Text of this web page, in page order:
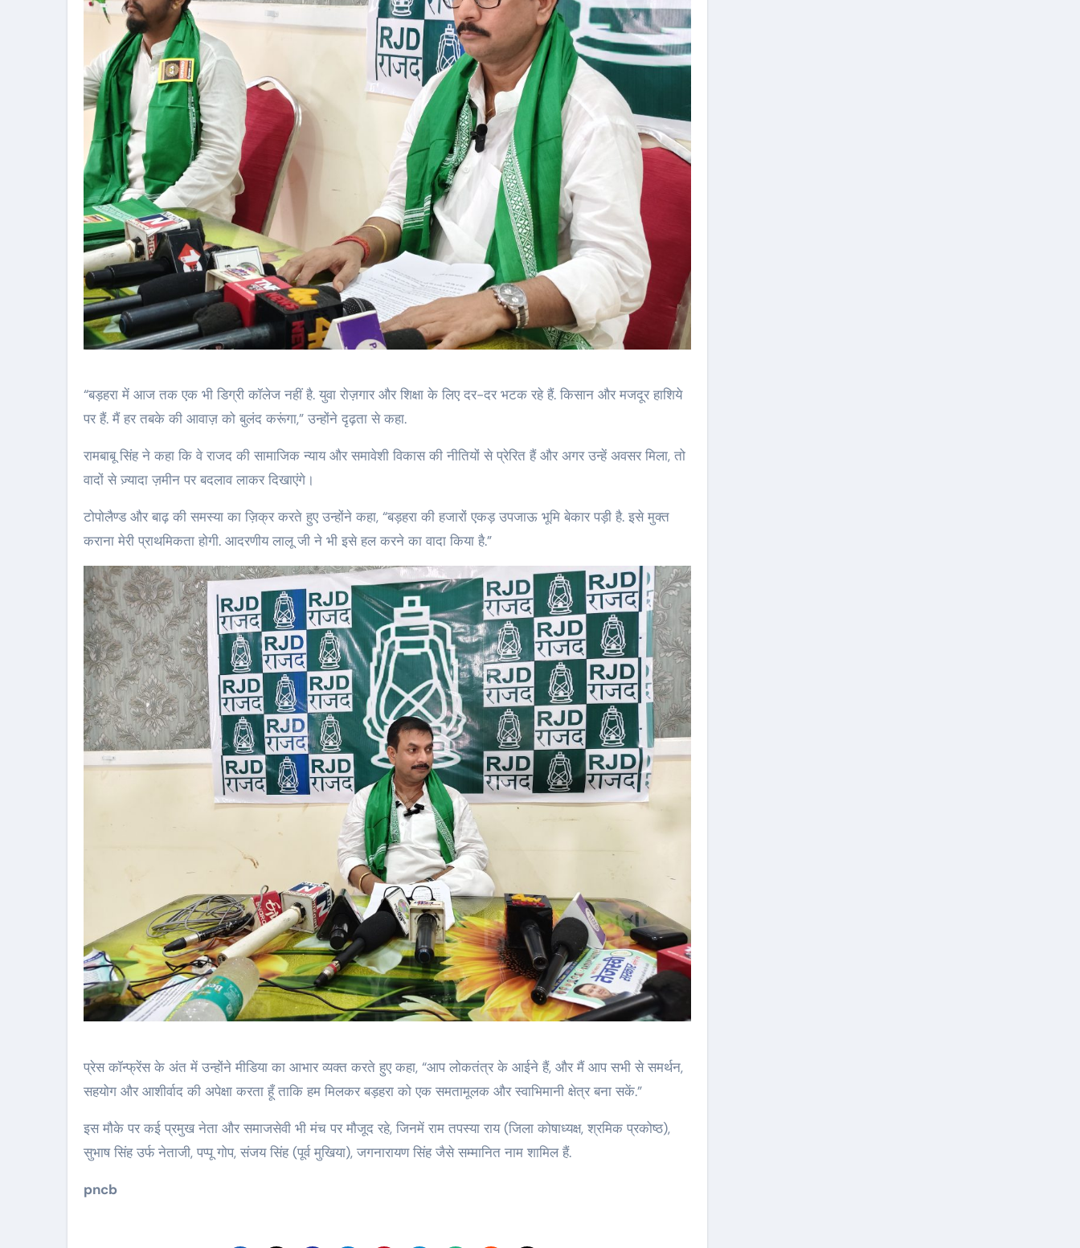
“बड़हरा में आज तक एक भी डिग्री कॉलेज नहीं है. युवा रोज़गार और शिक्षा के लिए दर-दर भटक रहे हैं. किसान और मजदूर हाशिये
पर हैं. मैं हर तबके की आवाज़ को बुलंद करूंगा,” उन्होंने दृढ़ता से कहा.
रामबाबू सिंह ने कहा कि वे राजद की सामाजिक न्याय और समावेशी विकास की नीतियों से प्रेरित हैं और अगर उन्हें अवसर मिला, तो
वादों से ज़्यादा ज़मीन पर बदलाव लाकर दिखाएंगे।
टोपोलैण्ड और बाढ़ की समस्या का ज़िक्र करते हुए उन्होंने कहा, “बड़हरा की हजारों एकड़ उपजाऊ भूमि बेकार पड़ी है. इसे मुक्त
कराना मेरी प्राथमिकता होगी. आदरणीय लालू जी ने भी इसे हल करने का वादा किया है.”
प्रेस कॉन्फ्रेंस के अंत में उन्होंने मीडिया का आभार व्यक्त करते हुए कहा, “आप लोकतंत्र के आईने हैं, और मैं आप सभी से समर्थन,
सहयोग और आशीर्वाद की अपेक्षा करता हूँ ताकि हम मिलकर बड़हरा को एक समतामूलक और स्वाभिमानी क्षेत्र बना सकें.”
इस मौके पर कई प्रमुख नेता और समाजसेवी भी मंच पर मौजूद रहे, जिनमें राम तपस्या राय (जिला कोषाध्यक्ष, श्रमिक प्रकोष्ठ),
सुभाष सिंह उर्फ नेताजी, पप्पू गोप, संजय सिंह (पूर्व मुखिया), जगनारायण सिंह जैसे सम्मानित नाम शामिल हैं.
pncb